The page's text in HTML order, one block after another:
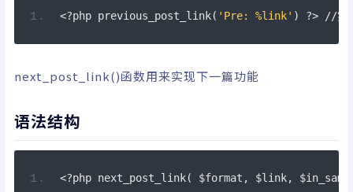
<?php previous_post_link( 'Pre: %link' ) ?> //实
next_post_link()函数用来实现下一篇功能
语法结构
<?php next_post_link( $format , $link,